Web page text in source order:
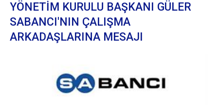
YÖNETİM KURULU BAŞKANI GÜLER
SABANCI'NIN ÇALIŞMA
ARKADAŞLARINA MESAJI